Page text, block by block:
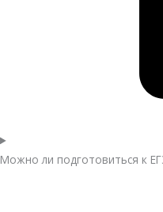
Можно ли подготовиться к